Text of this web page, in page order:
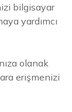
bilgisayar
yardımcı
olanak
erişmenizi